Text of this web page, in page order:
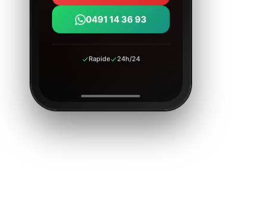
0491 14 36 93
Rapide 24h/24